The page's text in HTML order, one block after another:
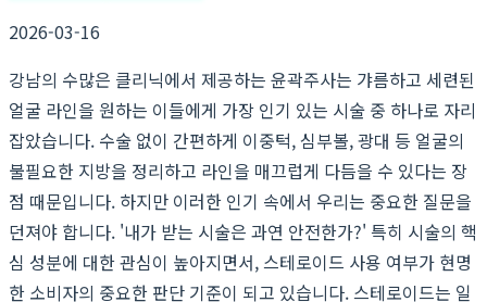
2026-03-16
강남의 수많은 클리닉에서 제공하는 윤곽주사는 갸름하고 세련된
얼굴 라인을 원하는 이들에게 가장 인기 있는 시술 중 하나로 자리
잡았습니다. 수술 없이 간편하게 이중턱, 심부볼, 광대 등 얼굴의
불필요한 지방을 정리하고 라인을 매끄럽게 다듬을 수 있다는 장
점 때문입니다. 하지만 이러한 인기 속에서 우리는 중요한 질문을
던져야 합니다. '내가 받는 시술은 과연 안전한가?' 특히 시술의 핵
심 성분에 대한 관심이 높아지면서, 스테로이드 사용 여부가 현명
한 소비자의 중요한 판단 기준이 되고 있습니다. 스테로이드는 일